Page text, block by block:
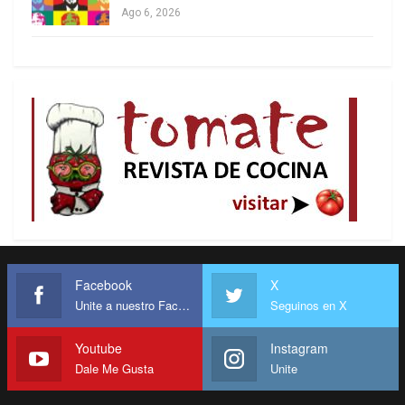
«El secretario Rubio y yo debemos poder decirle a
nuestro Presidente y a nuestro pueblo que nuestra
inversión sustancial en esta organización
beneficia a nuestro país», añadió. El secretario
General de la OEA, Albert Ramdin, quien ya recibió
presiones puntuales por parte de Marcos Rubio, se
niega a caracterizar al gobierno de Nicolás
Maduro como una dictadura.
Ramdin sucedió a Luis Almagro, que tenía una
posición sin fisuras acorde a las política
estadounidenses y sobre Maduro, pese a los
cuestionamientos constantes de los presidentes
Ago 6, 2026
Facebook
Unite a nuestro Facebook
X
Seguinos en X
Youtube
Dale Me Gusta
Instagram
Unite